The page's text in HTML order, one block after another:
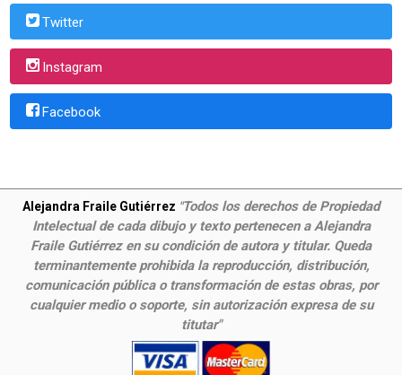
Twitter
Instagram
Facebook
Alejandra Fraile Gutiérrez "Todos los derechos de Propiedad
Intelectual de cada dibujo y texto pertenecen a Alejandra
Fraile Gutiérrez en su condición de autora y titular. Queda
terminantemente prohibida la reproducción, distribución,
comunicación pública o transformación de estas obras, por
cualquier medio o soporte, sin autorización expresa de su
titutar"